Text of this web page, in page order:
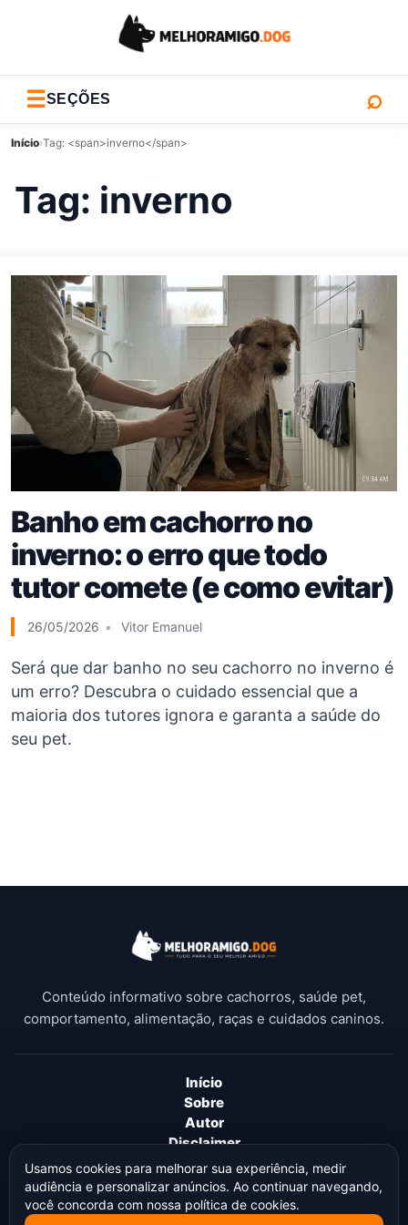
☰SEÇÕES ⌕
Início›Tag: <span>inverno</span>
Tag: inverno
Banho em cachorro no
inverno: o erro que todo
tutor comete (e como evitar)
26/05/2026 Vitor Emanuel
Será que dar banho no seu cachorro no inverno é
um erro? Descubra o cuidado essencial que a
maioria dos tutores ignora e garanta a saúde do
seu pet.
Conteúdo informativo sobre cachorros, saúde pet,
comportamento, alimentação, raças e cuidados caninos.
Início
Sobre
Autor
Disclaimer
Termos de Uso
Política de Privacidade
Política de Cookies
Usamos cookies para melhorar sua experiência, medir
audiência e personalizar anúncios. Ao continuar navegando,
você concorda com nossa política de cookies.